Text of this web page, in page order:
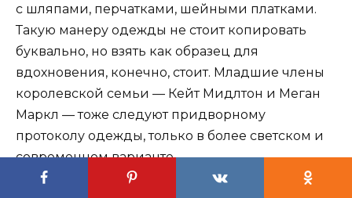
с шляпами, перчатками, шейными платками.
Такую манеру одежды не стоит копировать
буквально, но взять как образец для
вдохновения, конечно, стоит. Младшие члены
королевской семьи — Кейт Мидлтон и Меган
Маркл — тоже следуют придворному
протоколу одежды, только в более светском и
современном варианте.